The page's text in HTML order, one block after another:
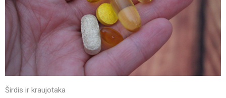
Širdis ir kraujotaka